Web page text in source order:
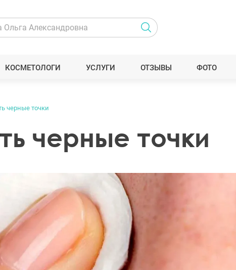
КОСМЕТОЛОГИ УСЛУГИ ОТЗЫВЫ ФОТО
черные точки
черные точки